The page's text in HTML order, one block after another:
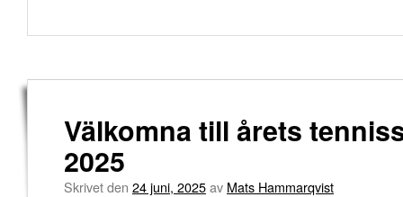
Välkomna till årets
2025
Skrivet den 24 juni, 2025av Mats Hammarqvist